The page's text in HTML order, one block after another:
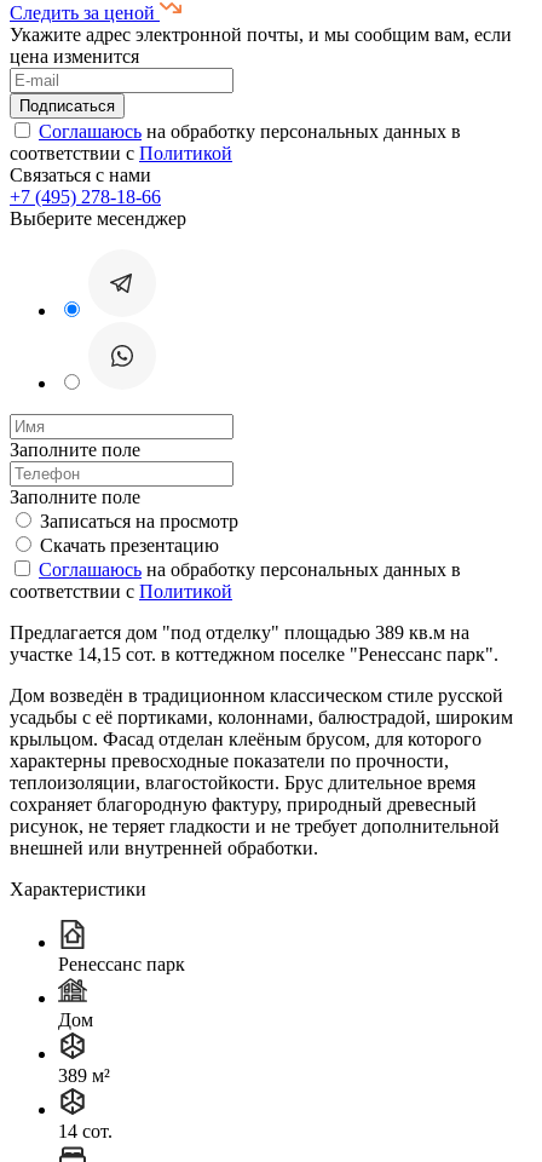
Следить за ценой
Укажите адрес электронной почты, и мы сообщим вам, если
цена изменится
Соглашаюсь на обработку персональных данных в
соответствии с Политикой
Связаться с нами
+7 (495) 278-18-66
Выберите месенджер
Заполните поле
Заполните поле
Записаться на просмотр
Скачать презентацию
Соглашаюсь на обработку персональных данных в
соответствии с Политикой
Предлагается дом "под отделку" площадью 389 кв.м на
участке 14,15 сот. в коттеджном поселке "Ренессанс парк".
Дом возведён в традиционном классическом стиле русской
усадьбы с её портиками, колоннами, балюстрадой, широким
крыльцом. Фасад отделан клеёным брусом, для которого
характерны превосходные показатели по прочности,
теплоизоляции, влагостойкости. Брус длительное время
сохраняет благородную фактуру, природный древесный
рисунок, не теряет гладкости и не требует дополнительной
внешней или внутренней обработки.
Характеристики
Ренессанс парк
Дом
389 м²
14 сот.